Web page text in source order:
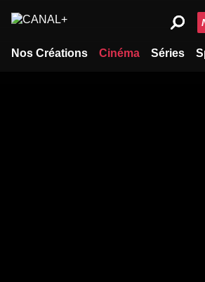
Nos Créations Cinéma Séries